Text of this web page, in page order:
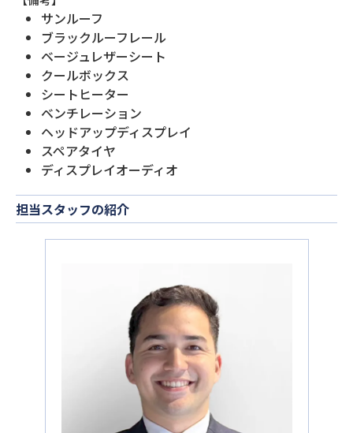
サンルーフ
ブラックルーフレール
ベージュレザーシート
クールボックス
シートヒーター
ベンチレーション
ヘッドアップディスプレイ
スペアタイヤ
ディスプレイオーディオ
担当スタッフの紹介